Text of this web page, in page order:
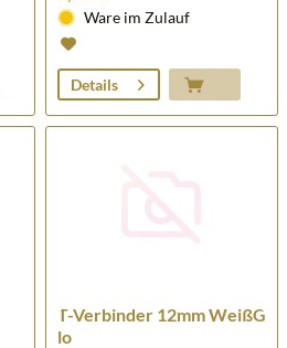
Ware im Zulauf
Details
T-Verbinder 12mm WeißG
lo